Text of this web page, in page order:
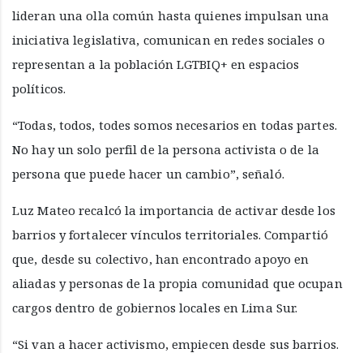
lideran una olla común hasta quienes impulsan una
iniciativa legislativa, comunican en redes sociales o
representan a la población LGTBIQ+ en espacios
políticos.
“Todas, todos, todes somos necesarios en todas partes.
No hay un solo perfil de la persona activista o de la
persona que puede hacer un cambio”, señaló.
Luz Mateo recalcó la importancia de activar desde los
barrios y fortalecer vínculos territoriales. Compartió
que, desde su colectivo, han encontrado apoyo en
aliadas y personas de la propia comunidad que ocupan
cargos dentro de gobiernos locales en Lima Sur.
“Si van a hacer activismo, empiecen desde sus barrios.